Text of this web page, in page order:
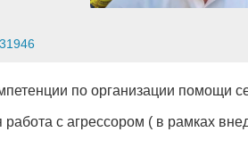
31946
по организации помощи
с агрессором ( в рамках